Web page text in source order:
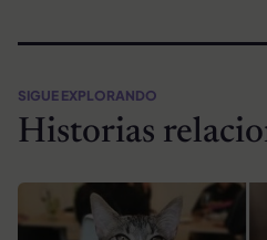
SIGUE EXPLORANDO
Historias